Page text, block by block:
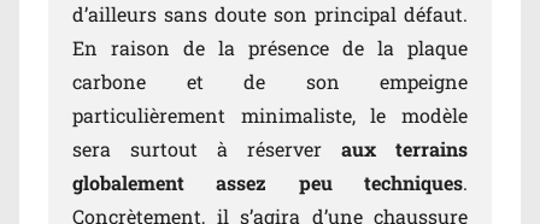
d’ailleurs sans doute son principal défaut.
En raison de la présence de la plaque
carbone et de son empeigne
particulièrement minimaliste, le modèle
sera surtout à réserver aux terrains
globalement assez peu techniques.
Concrètement, il s’agira d’une chaussure